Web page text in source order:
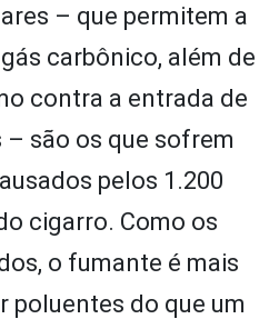
– que permitem a
carbônico, além de
contra a entrada de
são os que sofrem
pelos 1.200
cigarro. Como os
o fumante é mais
poluentes do que um